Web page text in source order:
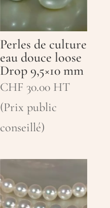
Perles de culture
eau douce loose
Drop 9,5×10 mm
CHF 30.00 HT
(Prix public
conseillé)